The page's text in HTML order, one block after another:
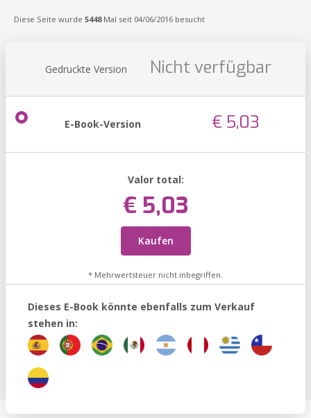
Diese Seite wurde 5448Mal seit 04/06/2016 besucht
Gedruckte Version Nicht verfügbar
E-Book-Version € 5,03
Valor total:
€ 5,03
Kaufen
* Mehrwertsteuer nicht inbegriffen.
Dieses E-Book könnte ebenfalls zum Verkauf
stehen in: